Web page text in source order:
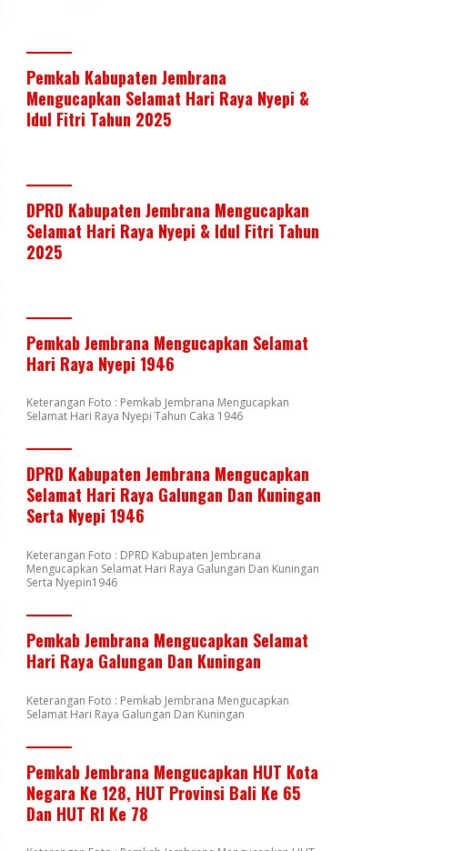
Pemkab Kabupaten Jembrana
Mengucapkan Selamat Hari Raya Nyepi &
Idul Fitri Tahun 2025
DPRD Kabupaten Jembrana Mengucapkan
Selamat Hari Raya Nyepi & Idul Fitri Tahun
2025
Pemkab Jembrana Mengucapkan Selamat
Hari Raya Nyepi 1946
Keterangan Foto : Pemkab Jembrana Mengucapkan
Selamat Hari Raya Nyepi Tahun Caka 1946
DPRD Kabupaten Jembrana Mengucapkan
Selamat Hari Raya Galungan Dan Kuningan
Serta Nyepi 1946
Keterangan Foto : DPRD Kabupaten Jembrana
Mengucapkan Selamat Hari Raya Galungan Dan Kuningan
Serta Nyepin1946
Pemkab Jembrana Mengucapkan Selamat
Hari Raya Galungan Dan Kuningan
Keterangan Foto : Pemkab Jembrana Mengucapkan
Selamat Hari Raya Galungan Dan Kuningan
Pemkab Jembrana Mengucapkan HUT Kota
Negara Ke 128, HUT Provinsi Bali Ke 65
Dan HUT RI Ke 78